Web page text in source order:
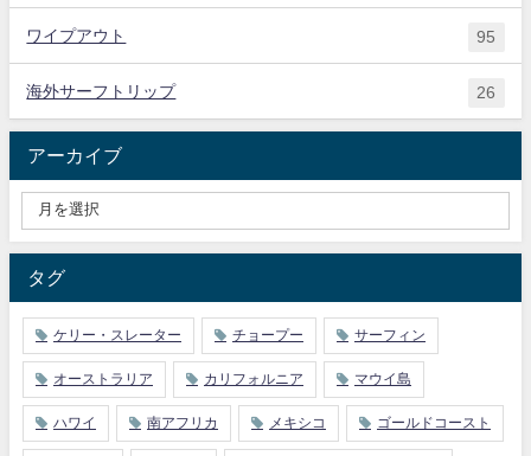
ワイプアウト 95
海外サーフトリップ 26
アーカイブ
タグ
ケリー・スレーター チョープー サーフィン
オーストラリア カリフォルニア マウイ島
ハワイ 南アフリカ メキシコ ゴールドコースト